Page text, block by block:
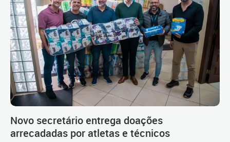
Novo secretário entrega doações
arrecadadas por atletas e técnicos